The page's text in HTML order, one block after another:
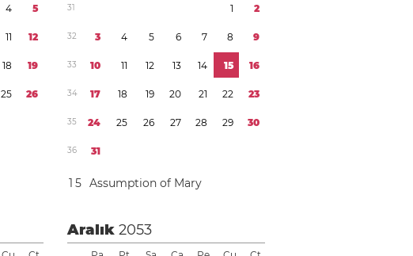
4 5
11 12
18 19
25 26
31 1 2
32 3 4 5 6 7 8 9
33 10 11 12 13 14 15 16
34 17 18 19 20 21 22 23
35 24 25 26 27 28 29 30
36 31
1 5 Assumption of Mary
Aralık2053